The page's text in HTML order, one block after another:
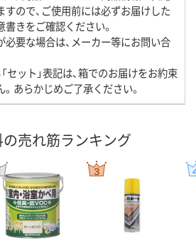
ので、ご使用前には必ずお届けした
きをご確認ください。
要な場合は、メーカー等にお問い合
セット」表記は、箱でのお届けをお約束
あらかじめご了承ください。
の売れ筋ランキング